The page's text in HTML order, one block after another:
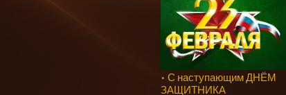
• С наступающим ДНЁМ
ЗАЩИТНИКА